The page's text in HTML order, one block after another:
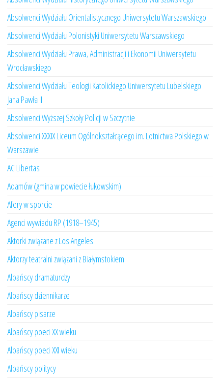
Absolwenci Wydziału Orientalistycznego Uniwersytetu Warszawskiego
Absolwenci Wydziału Polonistyki Uniwersytetu Warszawskiego
Absolwenci Wydziału Prawa, Administracji i Ekonomii Uniwersytetu
Wrocławskiego
Absolwenci Wydziału Teologii Katolickiego Uniwersytetu Lubelskiego
Jana Pawła II
Absolwenci Wyższej Szkoły Policji w Szczytnie
Absolwenci XXXIX Liceum Ogólnokształcącego im. Lotnictwa Polskiego w
Warszawie
AC Libertas
Adamów (gmina w powiecie łukowskim)
Afery w sporcie
Agenci wywiadu RP (1918–1945)
Aktorki związane z Los Angeles
Aktorzy teatralni związani z Białymstokiem
Albańscy dramaturdzy
Albańscy dziennikarze
Albańscy pisarze
Albańscy poeci XX wieku
Albańscy poeci XXI wieku
Albańscy politycy